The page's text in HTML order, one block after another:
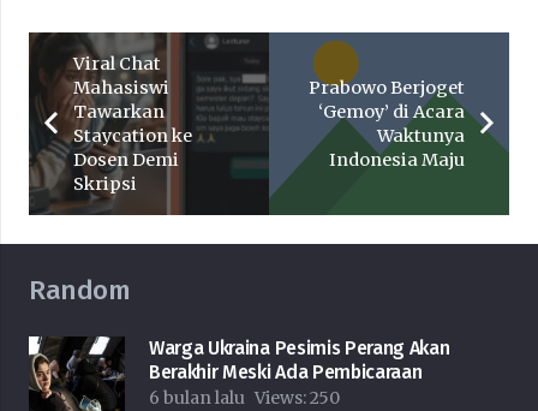
Viral Chat
Mahasiswi
Tawarkan
Staycation ke
Dosen Demi
Skripsi
Prabowo Berjoget
‘Gemoy’ di Acara
Waktunya
Indonesia Maju
Random
Warga Ukraina Pesimis Perang Akan
Berakhir Meski Ada Pembicaraan
6 bulan lalu Views:250